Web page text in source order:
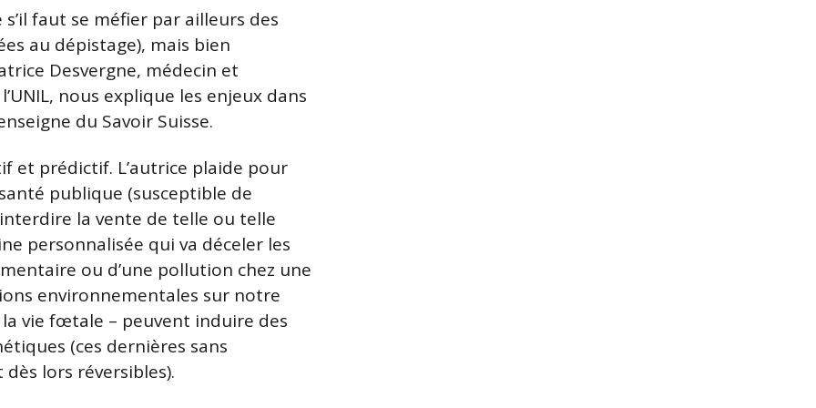
faut se méfier par ailleurs des
au dépistage), mais bien
Desvergne, médecin et
nous explique les enjeux dans
du Savoir Suisse.
et prédictif. L’autrice plaide pour
publique (susceptible de
la vente de telle ou telle
personnalisée qui va déceler les
ou d’une pollution chez une
environnementales sur notre
vie fœtale ­– peuvent induire des
(ces dernières sans
lors réversibles).